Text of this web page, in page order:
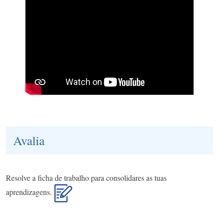
Avalia
Resolve a ficha de trabalho para consolidares as tuas
aprendizagens.